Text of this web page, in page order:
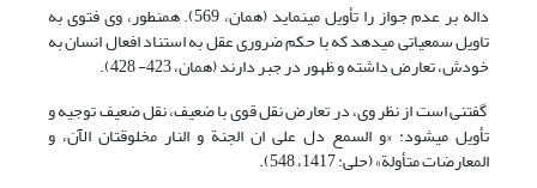
داله بر عدم جواز را تأویل می‎نماید (همان، 569). همنطور، ‌وی فتوی به
تاویل سمعیاتی می‎دهد که با حکم ضروری عقل به استناد افعال انسان به
خودش، تعارض داشته و ظهور در جبر دارند (همان، 423- 428).
گفتنی است از نظر وی، در تعارض نقل قوی با ضعیف، نقل ضعیف توجیه و
تأویل می‎شود: «و السمع دل علی ان الجنة و النار مخلوقتان الآن، و
المعارضات متأولة» (حلی: 1417، 548).